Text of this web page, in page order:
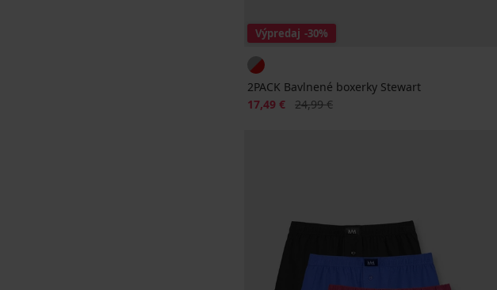
Výpredaj -30%
2PACK Bavlnené boxerky Stewart
Zľava
17,49 € Pôvodná cena
24,99 €